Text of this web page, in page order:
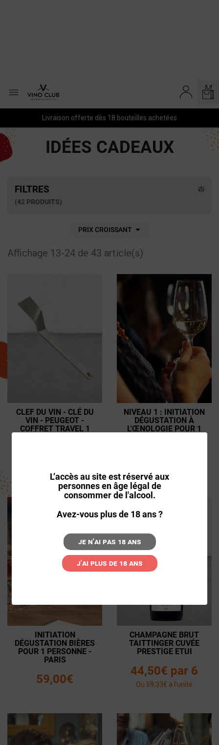
L’accès au site est réservé aux
personnes en âge légal de
consommer de l'alcool.
Avez-vous plus de 18 ans ?
Je n'ai pas 18 ans
J'ai plus de 18 ans

Livraison offerte dès 18 bouteilles achetées
IDÉES CADEAUX
FILTRES
(42 PRODUITS)
PRIX CROISSANT 
Affichage 13-24 de 43 article(s)
CLEF DU VIN - CLÉ DU
VIN - PEUGEOT -
COFFRET TRAVEL 1
NIVEAU 1 : INITIATION
DÉGUSTATION À
L'ŒNOLOGIE POUR 1
INITIATION
DÉGUSTATION BIÈRES
POUR 1 PERSONNE -
PARIS
59,00€
CHAMPAGNE BRUT
TAITTINGER CUVÉE
PRESTIGE ETUI
44,50€ par 6
Ou 59,33€ à l'unité